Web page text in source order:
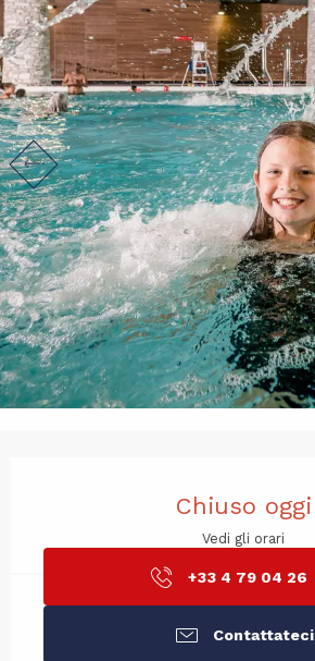
Chiuso oggi
Vedi gli orari
+33 4 79 04 26
Contattateci